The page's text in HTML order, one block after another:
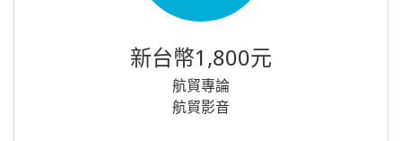
新台幣1,800元
航貿專論
航貿影音